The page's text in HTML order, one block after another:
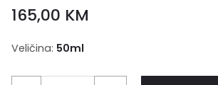
165,00 KM
Veličina: 50ml